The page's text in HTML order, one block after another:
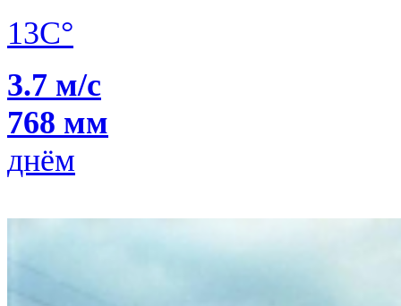
13C°
3.7 м/с
768 мм
днём